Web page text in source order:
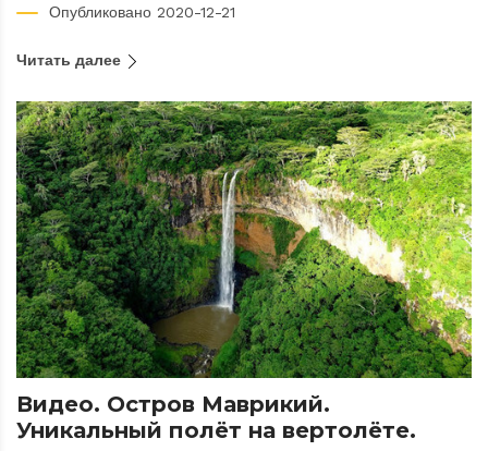
Опубликовано 2020-12-21
Читать далее
Видео. Остров Маврикий.
Уникальный полёт на вертолёте.